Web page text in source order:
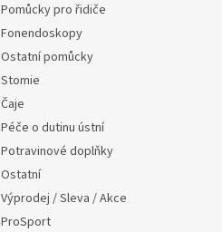
Pomůcky pro řidiče
Fonendoskopy
Ostatní pomůcky
Stomie
Čaje
Péče o dutinu ústní
Potravinové doplňky
Ostatní
Výprodej / Sleva / Akce
ProSport